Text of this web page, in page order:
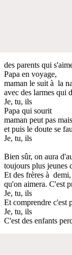
des parents qui
Papa en voyage,
maman le suit à la
avec des larmes qui
Je, tu, ils
Papa qui sourit
maman peut pas
et puis le doute se
Je, tu, ils
Bien sûr, on aura
toujours plus jeunes
Et des frères à demi,
qu'on aimera. C'est
Je, tu, ils
Et comprendre c'est
Je, tu, ils
C'est des enfants